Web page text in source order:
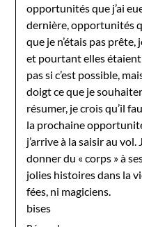
opportunités que j’ai
dernière, opportunités
que je n’étais pas prête,
et pourtant elles étaient
pas si c’est possible,
doigt ce que je
résumer, je crois qu’il
la prochaine
j’arrive à la saisir au vol.
donner du « corps » à
jolies histoires dans la
fées, ni magiciens.
bises